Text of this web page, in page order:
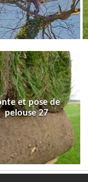
et pose de
pelouse 27